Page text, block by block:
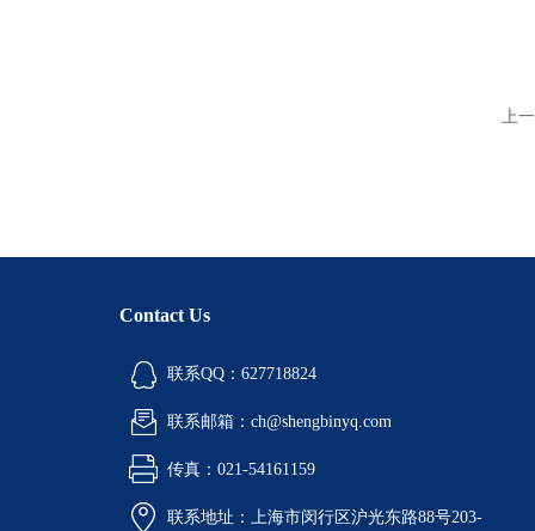
上
Contact Us
联系QQ：627718824
联系邮箱：ch@shengbinyq.com
传真：021-54161159
联系地址：上海市闵行区沪光东路88号203-